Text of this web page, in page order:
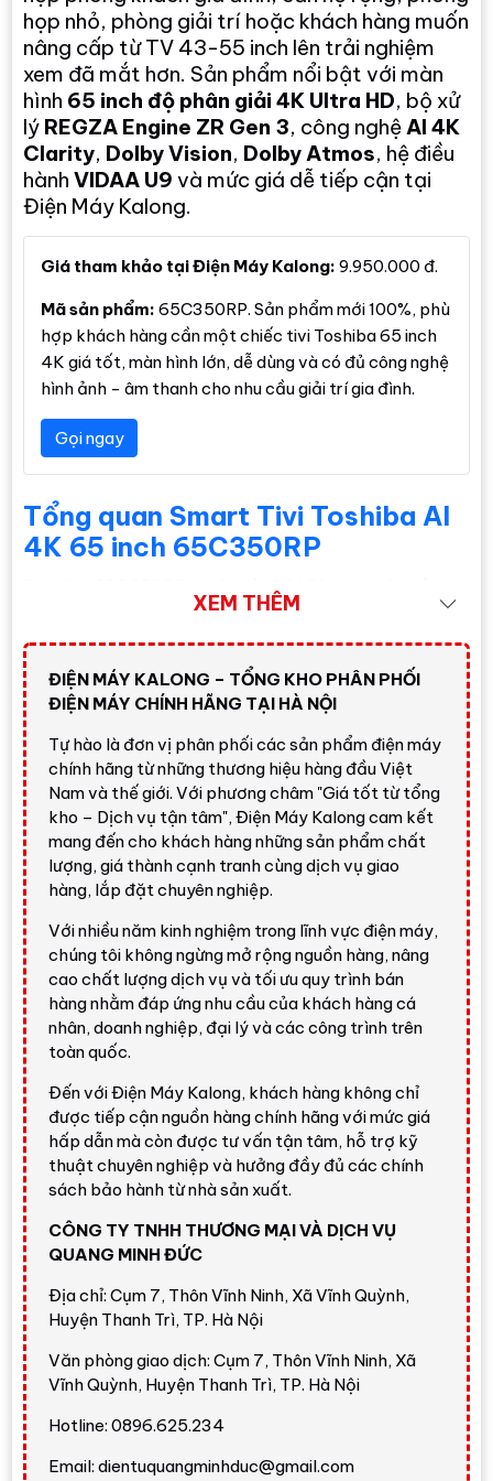
họp nhỏ, phòng giải trí hoặc khách hàng muốn
nâng cấp từ TV 43-55 inch lên trải nghiệm
xem đã mắt hơn. Sản phẩm nổi bật với màn
hình 65 inch độ phân giải 4K Ultra HD, bộ xử
lý REGZA Engine ZR Gen 3, công nghệAI 4K
Clarity, Dolby Vision, Dolby Atmos, hệ điều
hànhVIDAA U9 và mức giá dễ tiếp cận tại
Điện Máy Kalong.
Giá tham khảo tại Điện Máy Kalong: 9.950.000 đ.
Mã sản phẩm: 65C350RP. Sản phẩm mới 100%, phù
hợp khách hàng cần một chiếc tivi Toshiba 65 inch
4K giá tốt, màn hình lớn, dễ dùng và có đủ công nghệ
hình ảnh - âm thanh cho nhu cầu giải trí gia đình.
Gọi ngay
Tổng quan Smart Tivi Toshiba AI
4K 65 inch 65C350RP
thuộc dòng C350 Smart 4K của
Toshiba, tập trung vào nhóm khách hàng muốn một
chiếc tivi màn hình lớn, độ phân giải cao, giá hợp lý và sử
dụng đơn giản. Với kích thước
, model này phù
hợp phòng khách vừa đến rộng, giúp trải nghiệm xem
phim, bóng đá, YouTube, Netflix, FPT Play, VieON và các
nội dung 4K trở nên rộng rãi, rõ nét hơn so với các mẫu 43
inch hoặc 55 inch.
Điểm đáng chú ý của Smart Tivi Toshiba AI 4K 65 inch
65C350RPlà sự kết hợp giữaREGZA Engine ZR Gen 3 ,
AI Picture Optimizer,AI 4K Clarity,AI HDR Enhancer
AI Motion Enhancer,Dolby Vision
lựa chọn hợp lý nếu bạn cần tivi lớn để dùng hằng ngày,
nhưng chưa muốn đầu tư lên các dòng QLED, Mini LED
hoặc OLED cao cấp.
Đánh giá nhanh từ Điện Máy
Kalong
Nhận định nhanh
65C350RP là mẫu tivi đáng cân nhắc trong nhóm
TV 65 inch 4K phổ thông - tầm trung. Ưu điểm lớn
độ phân giải4K Ultra HD, hỗ trợ Dolby Vision
Dolby Atmos,AirPlay 2
VIDAA U9khá dễ dùng.
Điểm cần cân nhắc là tần số quét thực
nềnIPS LCDvà đèn nềnDirect LED. Vì vậy, nếu bạn
cần màu đen sâu, độ tương phản rất cao hoặc chơi
hoặc TV gaming cao cấp sẽ phù hợp hơn. Còn nếu
nhu cầu chính là xem phim, bóng đá, truyền hình và
XEM THÊM
ĐIỆN MÁY KALONG – TỔNG KHO PHÂN PHỐI
ĐIỆN MÁY CHÍNH HÃNG TẠI HÀ NỘI
Tự hào là đơn vị phân phối các sản phẩm điện máy
chính hãng từ những thương hiệu hàng đầu Việt
Nam và thế giới. Với phương châm "Giá tốt từ tổng
kho – Dịch vụ tận tâm", Điện Máy Kalong cam kết
mang đến cho khách hàng những sản phẩm chất
lượng, giá thành cạnh tranh cùng dịch vụ giao
hàng, lắp đặt chuyên nghiệp.
Với nhiều năm kinh nghiệm trong lĩnh vực điện máy,
chúng tôi không ngừng mở rộng nguồn hàng, nâng
cao chất lượng dịch vụ và tối ưu quy trình bán
hàng nhằm đáp ứng nhu cầu của khách hàng cá
nhân, doanh nghiệp, đại lý và các công trình trên
toàn quốc.
Đến với Điện Máy Kalong, khách hàng không chỉ
được tiếp cận nguồn hàng chính hãng với mức giá
hấp dẫn mà còn được tư vấn tận tâm, hỗ trợ kỹ
thuật chuyên nghiệp và hưởng đầy đủ các chính
sách bảo hành từ nhà sản xuất.
CÔNG TY TNHH THƯƠNG MẠI VÀ DỊCH VỤ
QUANG MINH ĐỨC
Địa chỉ: Cụm 7, Thôn Vĩnh Ninh, Xã Vĩnh Quỳnh,
Huyện Thanh Trì, TP. Hà Nội
Văn phòng giao dịch: Cụm 7, Thôn Vĩnh Ninh, Xã
Vĩnh Quỳnh, Huyện Thanh Trì, TP. Hà Nội
Hotline: 0896.625.234
Email: dientuquangminhduc@gmail.com